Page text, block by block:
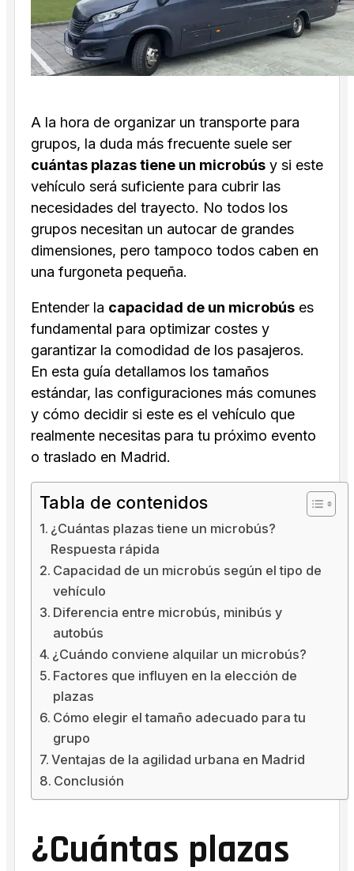
A la hora de organizar un transporte para
grupos, la duda más frecuente suele ser
cuántas plazas tiene un microbús y si este
vehículo será suficiente para cubrir las
necesidades del trayecto. No todos los
grupos necesitan un autocar de grandes
dimensiones, pero tampoco todos caben en
una furgoneta pequeña.
Entender la capacidad de un microbús es
fundamental para optimizar costes y
garantizar la comodidad de los pasajeros.
En esta guía detallamos los tamaños
estándar, las configuraciones más comunes
y cómo decidir si este es el vehículo que
realmente necesitas para tu próximo evento
o traslado en Madrid.
Tabla de contenidos
¿Cuántas plazas tiene un microbús?
Respuesta rápida
Capacidad de un microbús según el tipo de
vehículo
Diferencia entre microbús, minibús y
autobús
¿Cuándo conviene alquilar un microbús?
Factores que influyen en la elección de
plazas
Cómo elegir el tamaño adecuado para tu
grupo
Ventajas de la agilidad urbana en Madrid
Conclusión
¿Cuántas plazas